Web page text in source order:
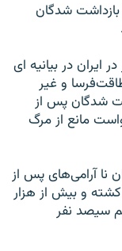
شدگان
ايران در بیانیه ای
و غير
شدگان پس از
مانع از مرگ
نا آرامی‌های پس از
رياست جمهوری دست کم ۳۰ نفر کشته و بيش از هزار
سيصد نفر